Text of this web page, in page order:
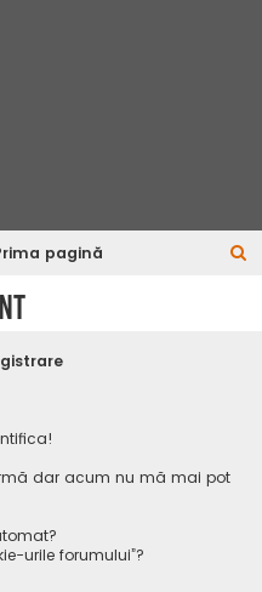
pagină
dar acum nu mă mai pot
urile forumului”?